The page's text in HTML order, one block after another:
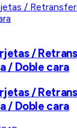
/
/ Doble cara
/
/ Doble cara